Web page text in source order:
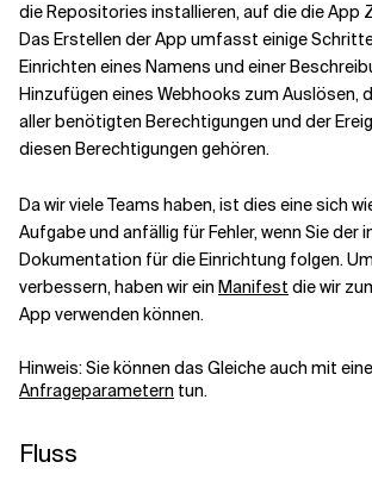
die Repositories installieren, auf die die App
Das Erstellen der App umfasst einige
Einrichten eines Namens und einer
Hinzufügen eines Webhooks zum Auslösen,
aller benötigten Berechtigungen und der
diesen Berechtigungen gehören.
Da wir viele Teams haben, ist dies eine sich
Aufgabe und anfällig für Fehler, wenn Sie der
Dokumentation für die Einrichtung folgen.
verbessern, haben wir ein Manifest die wir
App verwenden können.
Hinweis: Sie können das Gleiche auch mit
Anfrageparametern tun.
Fluss